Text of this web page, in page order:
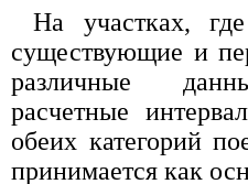
На участках,
существующие и
различные
расчетные
обеих категорий
принимается как